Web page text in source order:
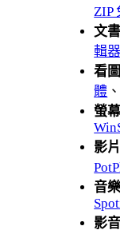
ZIP
文
輯器
看
體
螢
影
音
影